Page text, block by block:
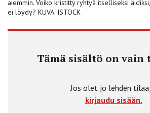
aiemmin. Voiko kristitty ryhtyä itselliseksi
ei löydy? KUVA: ISTOCK
Tämä sisältö on
Jos olet jo lehden
kirjaudu sisään.